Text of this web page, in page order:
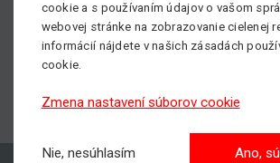
cookie a s používaním údajov o vašom
webovej stránke na zobrazovanie cielenej
informácií nájdete v našich zásadách
cookie.
Zmena nastavení súborov cookie
Nie, nesúhlasím Ano,